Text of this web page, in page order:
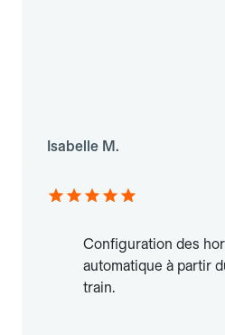
Isabelle M.
Configuration des
automatique à partir
train.